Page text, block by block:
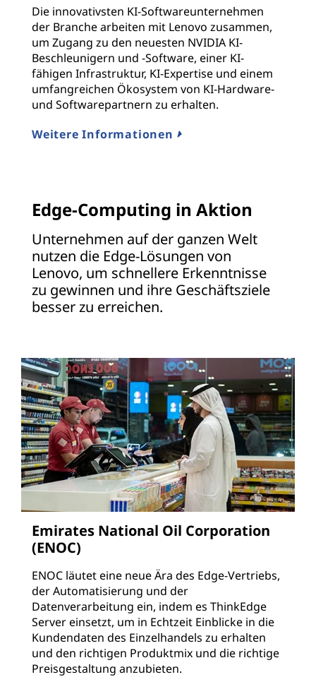
Die innovativsten KI-Softwareunternehmen
der Branche arbeiten mit Lenovo zusammen,
um Zugang zu den neuesten NVIDIA KI-
Beschleunigern und -Software, einer KI-
fähigen Infrastruktur, KI-Expertise und einem
umfangreichen Ökosystem von KI-Hardware-
und Softwarepartnern zu erhalten.
Weitere Informationen
Edge-Computing in Aktion
Unternehmen auf der ganzen Welt
nutzen die Edge-Lösungen von
Lenovo, um schnellere Erkenntnisse
zu gewinnen und ihre Geschäftsziele
besser zu erreichen.
Emirates National Oil Corporation
(ENOC)
ENOC läutet eine neue Ära des Edge-Vertriebs,
der Automatisierung und der
Datenverarbeitung ein, indem es ThinkEdge
Server einsetzt, um in Echtzeit Einblicke in die
Kundendaten des Einzelhandels zu erhalten
und den richtigen Produktmix und die richtige
Preisgestaltung anzubieten.